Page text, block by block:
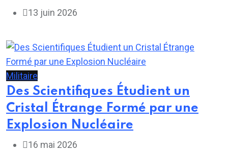
13 juin 2026
Militaire
Des Scientifiques Étudient un
Cristal Étrange Formé par une
Explosion Nucléaire
16 mai 2026